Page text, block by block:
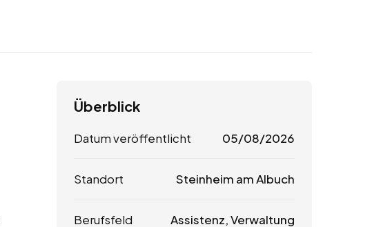
Überblick
Datum veröffentlicht 05/08/2026
Standort Steinheim am Albuch
Berufsfeld Assistenz, Verwaltung